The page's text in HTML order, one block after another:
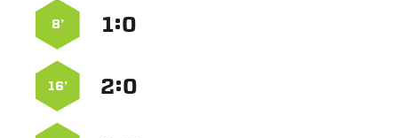
:
8’
:
16’